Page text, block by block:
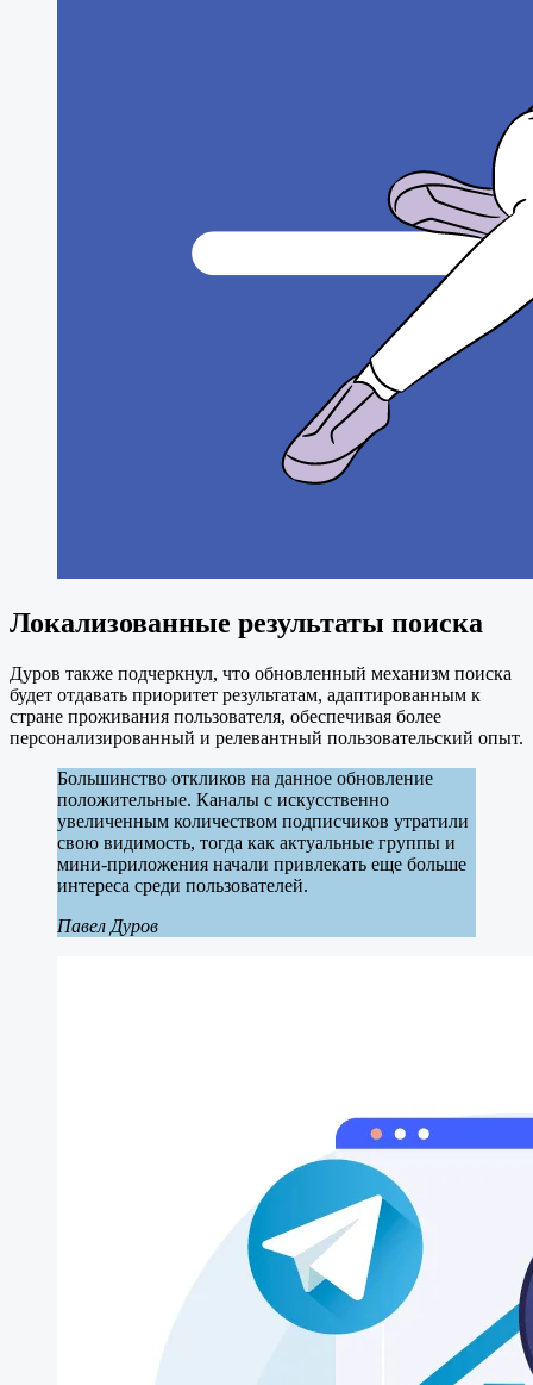
Локализованные результаты поиска
Дуров также подчеркнул, что обновленный механизм поиска
будет отдавать приоритет результатам, адаптированным к
стране проживания пользователя, обеспечивая более
персонализированный и релевантный пользовательский опыт.
Большинство откликов на данное обновление
положительные. Каналы с искусственно
увеличенным количеством подписчиков утратили
свою видимость, тогда как актуальные группы и
мини-приложения начали привлекать еще больше
интереса среди пользователей.
Павел Дуров